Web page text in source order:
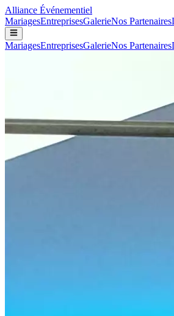
Alliance Événementiel
MariagesEntreprisesGalerieNos Partenaires
MariagesEntreprisesGalerieNos Partenaires